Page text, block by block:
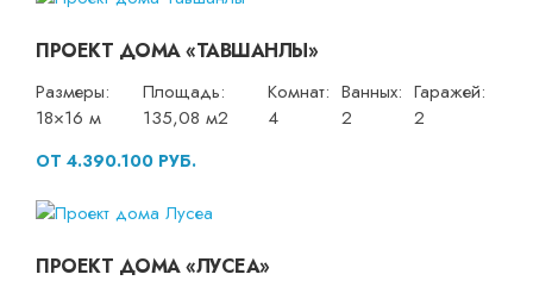
ПРОЕКТ ДОМА «ТАВШАНЛЫ»
Размеры:
18×16 м
Площадь:
135,08 м2
Комнат:
4
Ванных:
2
Гаражей:
2
ОТ 4.390.100 РУБ.
ПРОЕКТ ДОМА «ЛУСЕА»